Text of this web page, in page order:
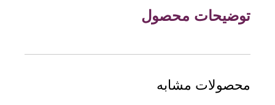
توضیحات محصول
محصولات مشابه